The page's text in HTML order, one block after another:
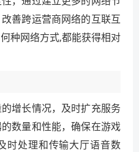
善跨运营商网络的互联互
种网络方式,都能获得相对
增长情况，及时扩充服务
数量和性能，确保在游戏
时处理和传输大厅语音数